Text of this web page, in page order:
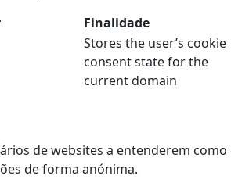
Finalidade
Stores the user’s cookie
consent state for the
current domain
de websites a entenderem
de forma anónima.